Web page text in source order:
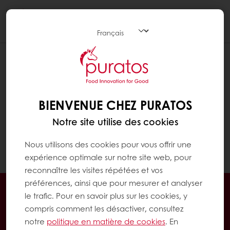
LES PRIX SONT-ILS LES MÊMES QUE
CEUX PROPOSÉS PAR LE REPRÉSENTANT
Oui, votre numéro de client est lié à votre
compte, donc le prix des produits sera
obtenez de votre représentant commercial.
BIENVENUE CHEZ PURATOS
Notre site utilise des cookies
Nous utilisons des cookies pour vous offrir une
expérience optimale sur notre site web, pour
reconnaître les visites répétées et vos
préférences, ainsi que pour mesurer et analyser
le trafic. Pour en savoir plus sur les cookies, y
compris comment les désactiver, consultez
notre politique en matière de cookies. En
Commandes en ligne 24/7
Paiement en ligne sécurisé
Promotions exclusives